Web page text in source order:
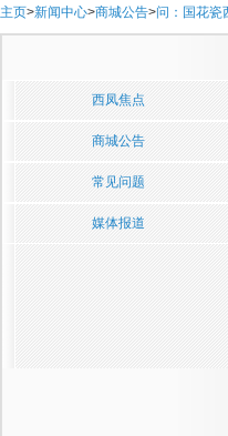
主页>新闻中心>商城公告>问：国花瓷
西凤焦点
商城公告
常见问题
媒体报道